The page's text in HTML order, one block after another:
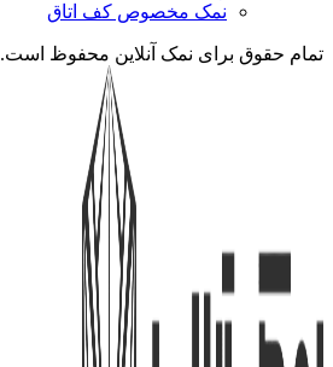
نمک مخصوص کف اتاق
تمام حقوق برای نمک آنلاین محفوظ است.